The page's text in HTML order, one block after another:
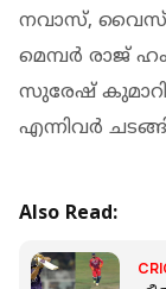
നവാസ്, വൈസ്
മെമ്പർ രാജ്
സുരേഷ്
എന്നിവർ
Also Read: